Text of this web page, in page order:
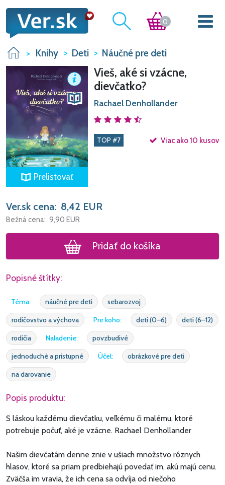
0
Knihy Deti Náučné pre deti
Prelistovať
Vieš, aké si vzácne,
dievčatko?
Rachael Denhollander
TOP #7 Viac ako 10 kusov
Ver.sk cena: 8,42 EUR
Bežná cena: 9,90 EUR
Pridať do košíka
Popisné štítky:
Téma: náučné pre deti
sebarozvoj
rodičovstvo a výchova
Pre koho: deti (0–6)
deti (6–12)
rodičia
Naladenie:
povzbudivé
jednoduché a prístupné
Účel:
obrázkové pre deti
na darovanie
Popis produktu:
S láskou každému dievčatku, veľkému či malému, ktoré
potrebuje počuť, aké je vzácne. Rachael Denhollander
Našim dievčatám denne znie v ušiach množstvo rôznych
hlasov, ktoré sa priam predbiehajú povedať im, akú majú cenu.
Zväčša im vravia, že ich cena sa odvíja od niečoho